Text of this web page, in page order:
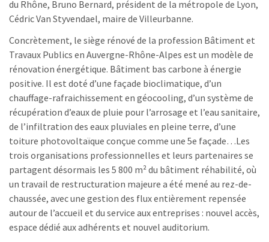
du Rhône, Bruno Bernard, président de la métropole de Lyon,
Cédric Van Styvendael, maire de Villeurbanne.
Concrètement, le siège rénové de la profession Bâtiment et
Travaux Publics en Auvergne-Rhône-Alpes est un modèle de
rénovation énergétique. Bâtiment bas carbone à énergie
positive. Il est doté d’une façade bioclimatique, d’un
chauffage-rafraichissement en géocooling, d’un système de
récupération d’eaux de pluie pour l’arrosage et l’eau sanitaire,
de l’infiltration des eaux pluviales en pleine terre, d’une
toiture photovoltaïque conçue comme une 5e façade…Les
trois organisations professionnelles et leurs partenaires se
partagent désormais les 5 800 m² du bâtiment réhabilité, où
un travail de restructuration majeure a été mené au rez-de-
chaussée, avec une gestion des flux entièrement repensée
autour de l’accueil et du service aux entreprises : nouvel accès,
espace dédié aux adhérents et nouvel auditorium.